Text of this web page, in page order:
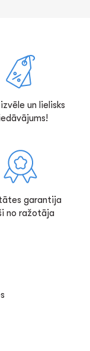
un lielisks
garantija
no ražotāja